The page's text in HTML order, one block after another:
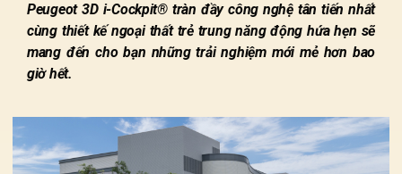
Peugeot 3D i-Cockpit® tràn đầy công nghệ tân tiến nhất
cùng thiết kế ngoại thất trẻ trung năng động hứa hẹn sẽ
mang đến cho bạn những trải nghiệm mới mẻ hơn bao
giờ hết.